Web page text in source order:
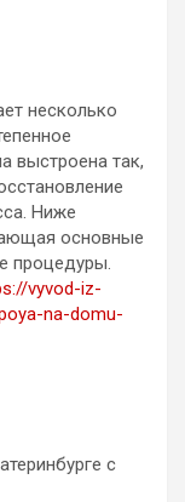
несколько
выстроена так,
Ниже
основные
процедуры.
vyvod-iz-
na-domu-
с